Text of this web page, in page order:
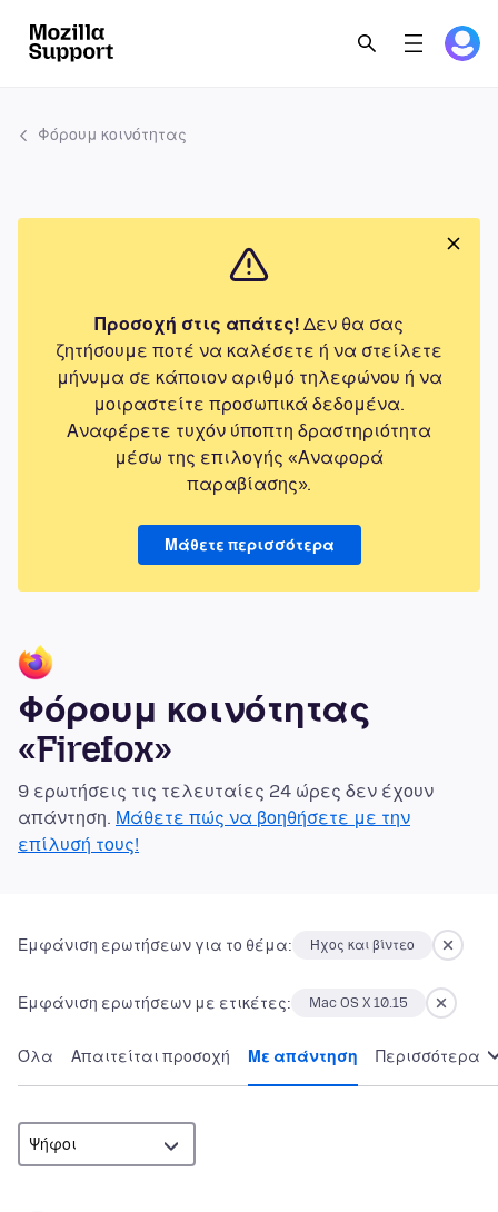
Φόρουμ κοινότητας
Προσοχή στις απάτες! Δεν θα σας
ζητήσουμε ποτέ να καλέσετε ή να στείλετε
μήνυμα σε κάποιον αριθμό τηλεφώνου ή να
μοιραστείτε προσωπικά δεδομένα.
Αναφέρετε τυχόν ύποπτη δραστηριότητα
μέσω της επιλογής «Αναφορά
παραβίασης».
Μάθετε περισσότερα
Φόρουμ κοινότητας
«Firefox»
9 ερωτήσεις τις τελευταίες 24 ώρες δεν έχουν
απάντηση. Μάθετε πώς να βοηθήσετε με την
επίλυσή τους!
Εμφάνιση ερωτήσεων για το θέμα: Ήχος και βίντεο
Εμφάνιση ερωτήσεων με ετικέτες: Mac OS X 10.15
Όλα Απαιτείται προσοχή Με απάντηση Περισσότερα